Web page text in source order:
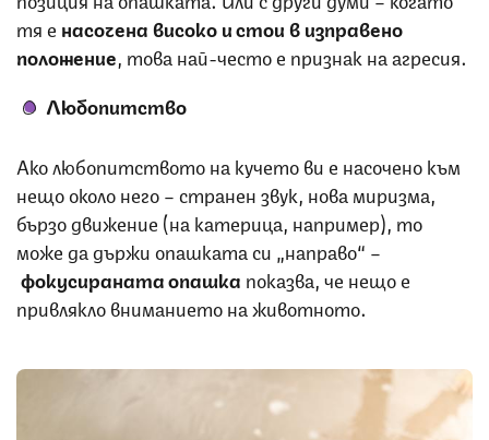
тя е насочена високо и стои в изправено
положение, това най-често е признак на агресия.
Любопитство
Ако любопитството на кучето ви е насочено към
нещо около него – странен звук, нова миризма,
бързо движение (на катерица, например), то
може да държи опашката си „направо“ –
фокусираната опашка показва, че нещо е
привлякло вниманието на животното.